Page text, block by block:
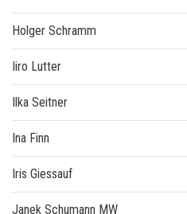
Holger Schramm
Iiro Lutter
Ilka Seitner
Ina Finn
Iris Giessauf
Janek Schumann MW